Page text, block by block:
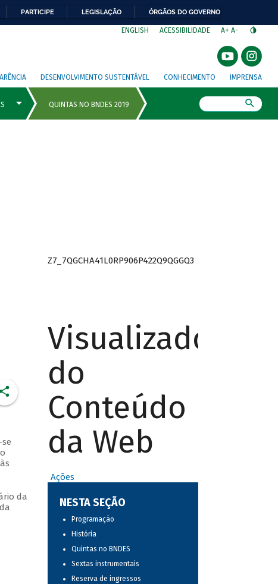
PARTICIPE LEGISLAÇÃO ÓRGÃOS DO GOVERNO
ENGLISH ACESSIBILIDADE A+ A-
DESENVOLVIMENTO SUSTENTÁVEL CONHECIMENTO IMPRENSA
da
Z7_7QGCHA41L0RP906P422Q9QGGQ3
Visualizador
do
Conteúdo
da Web
Ações
NESTA SEÇÃO
Programação
História
Quintas no BNDES
Sextas instrumentais
Reserva de ingressos